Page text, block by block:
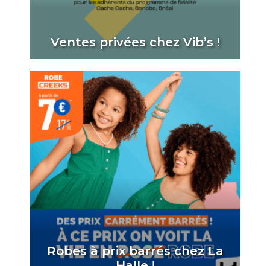
Ventes privées chez Vib’s !
Robes à prix barrés chez La